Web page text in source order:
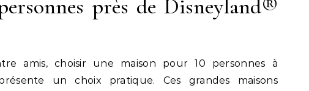
près de Disneyland®
amis, choisir une maison pour 10 personnes à
un choix pratique. Ces grandes maisons